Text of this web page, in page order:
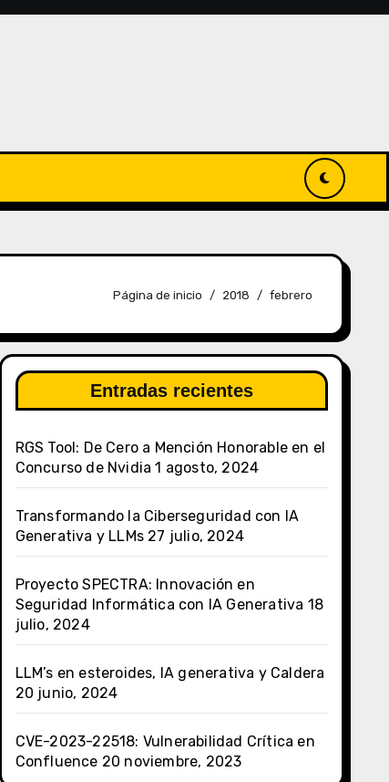
Página de inicio 2018 febrero
Entradas recientes
RGS Tool: De Cero a Mención Honorable en el
Concurso de Nvidia 1 agosto, 2024
Transformando la Ciberseguridad con IA
Generativa y LLMs 27 julio, 2024
Proyecto SPECTRA: Innovación en
Seguridad Informática con IA Generativa 18
julio, 2024
LLM’s en esteroides, IA generativa y Caldera
20 junio, 2024
CVE-2023-22518: Vulnerabilidad Crítica en
Confluence 20 noviembre, 2023